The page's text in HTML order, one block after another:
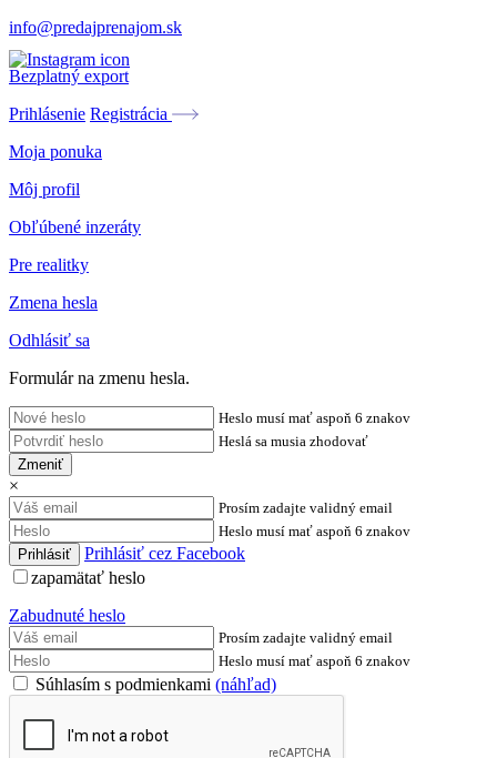
info@predajprenajom.sk
Bezplatný export
Prihlásenie Registrácia
Moja ponuka
Môj profil
Obľúbené inzeráty
Pre realitky
Zmena hesla
Odhlásiť sa
Formulár na zmenu hesla.
Heslo musí mať aspoň 6 znakov
Heslá sa musia zhodovať
Zmeniť
×
Prosím zadajte validný email
Heslo musí mať aspoň 6 znakov
Prihlásiť cez Facebook
zapamätať heslo
Zabudnuté heslo
Prosím zadajte validný email
Heslo musí mať aspoň 6 znakov
Súhlasím s podmienkami (náhľad)